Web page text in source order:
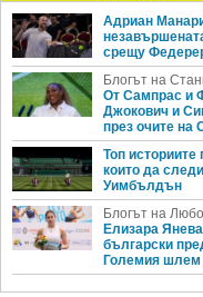
Адриан
срещу
Блогът на
От Сампрас и
Джокович и
през очите на
Топ
които да
Уимбълдън
Блогът на
Елизара
български
Големия шлем